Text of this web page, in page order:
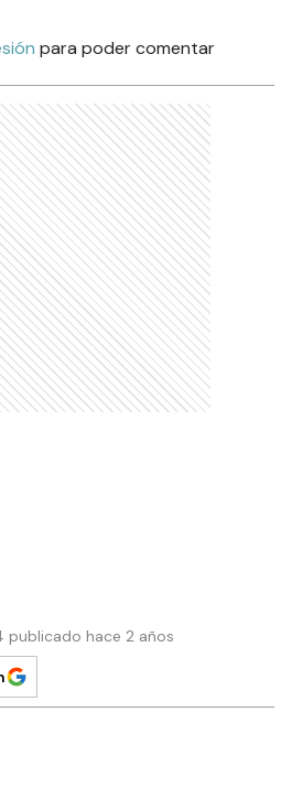
para poder comentar
publicado hace 2 años